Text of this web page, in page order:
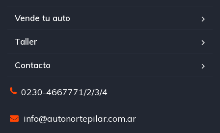
Vende tu auto
Taller
Contacto
0230-4667771/2/3/4
info@autonortepilar.com.ar